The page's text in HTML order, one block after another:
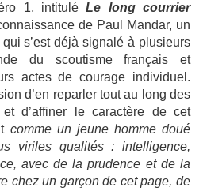
1, intituléLe long courrier
de Paul Mandar, un
s’est déjà signalé à plusieurs
du scoutisme français et
actes de courage individuel.
d’en reparler tout au long des
d’affiner le caractère de cet
comme un jeune homme doué
viriles qualités : intelligence,
avec de la prudence et de la
chez un garçon de cet page, de